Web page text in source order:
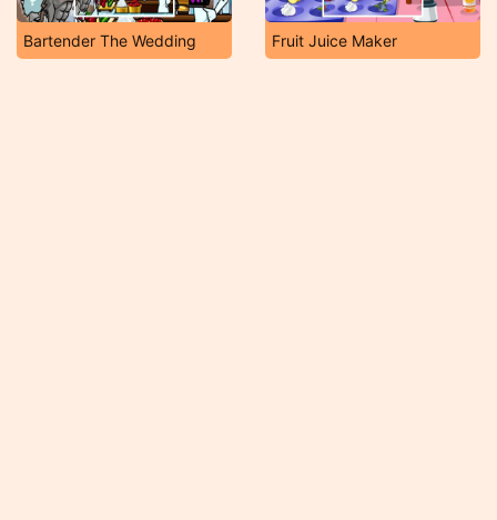
Bartender The Wedding Fruit Juice Maker